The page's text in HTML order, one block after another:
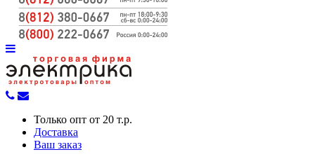
Только опт от 20 т.р.
Доставка
Ваш заказ